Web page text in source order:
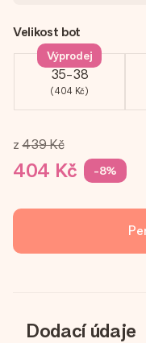
Velikost bot
35-38
(404 Kč)
Výprodej
z 439 Kč
404 Kč -8%
Dodací údaje